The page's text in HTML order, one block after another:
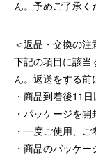
ん。予めご了承く
＜返品・交換の注
下記の項目に該当
ん。返送をする前
商品到着後11
パッケージを開
一度ご使用、ご
商品のパッケー